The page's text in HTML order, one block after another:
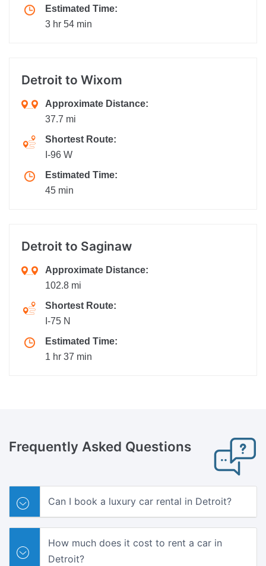
Estimated Time:
3 hr 54 min
Detroit to Wixom
Approximate Distance:
37.7 mi
Shortest Route:
I-96 W
Estimated Time:
45 min
Detroit to Saginaw
Approximate Distance:
102.8 mi
Shortest Route:
I-75 N
Estimated Time:
1 hr 37 min
Frequently Asked Questions
Can I book a luxury car rental in Detroit?
How much does it cost to rent a car in
Detroit?